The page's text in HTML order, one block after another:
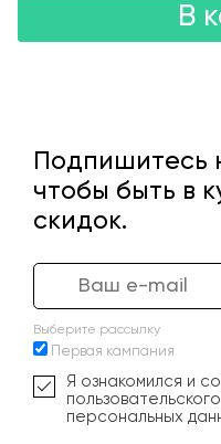
В
Подпишитесь
чтобы быть в
скидок.
Выберите рассылку
Первая кампания
Я ознакомился и
персональных